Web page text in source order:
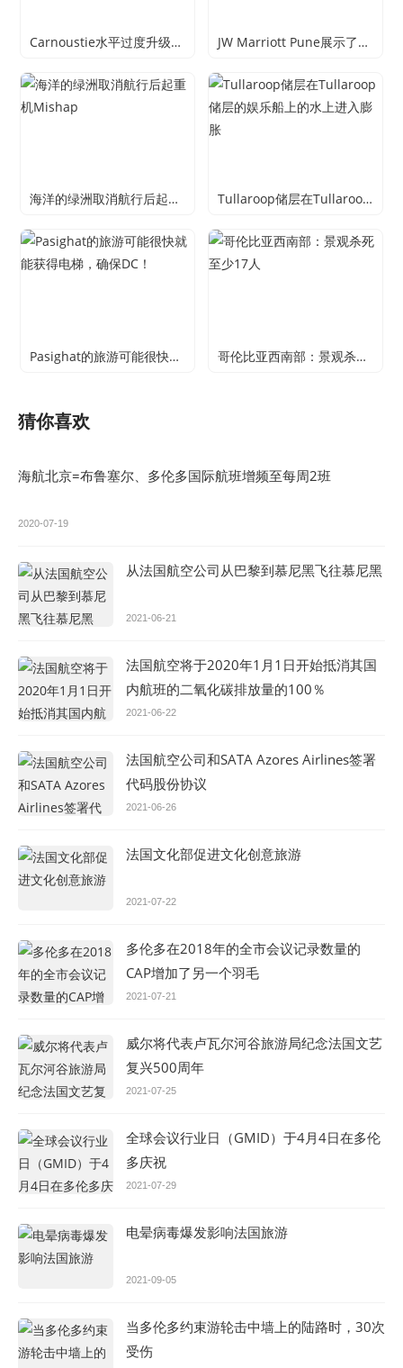
Carnoustie水平过度升级的正信号 JW Marriott Pune展示了Paasha Live
海洋的绿洲取消航行后起重机Mishap Tullaroop储层在Tullaroop储层的娱乐船上的水上进入膨胀
Pasighat的旅游可能很快就能获得电梯，确保DC！ 哥伦比亚西南部：景观杀死至少17人
猜你喜欢
海航北京=布鲁塞尔、多伦多国际航班增频至每周2班
2020-07-19
从法国航空公司从巴黎到慕尼黑飞往慕尼黑
2021-06-21
法国航空将于2020年1月1日开始抵消其国
内航班的二氧化碳排放量的100％
2021-06-22
法国航空公司和SATA Azores Airlines签署
代码股份协议
2021-06-26
法国文化部促进文化创意旅游
2021-07-22
多伦多在2018年的全市会议记录数量的
CAP增加了另一个羽毛
2021-07-21
威尔将代表卢瓦尔河谷旅游局纪念法国文艺
复兴500周年
2021-07-25
全球会议行业日（GMID）于4月4日在多伦
多庆祝
2021-07-29
电晕病毒爆发影响法国旅游
2021-09-05
当多伦多约束游轮击中墙上的陆路时，30次
受伤